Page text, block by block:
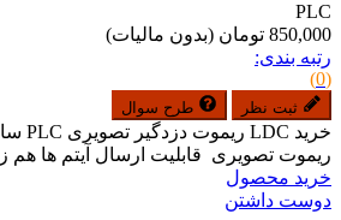
PLC
850,000 تومان
(بدون مالیات)
رتبه بندی:
(0)
ثبت نظر طرح سوال
ریموت تصویری قابلیت ارسال آیتم ها هم
خرید محصول
دوست داشتن